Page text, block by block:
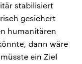
stabilisiert
gesichert
humanitären
dann wäre
ein Ziel